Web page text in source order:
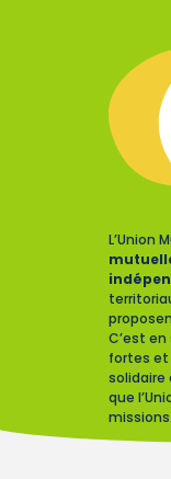
L’Union
C’est
fortes et
solidaire
que
missions.